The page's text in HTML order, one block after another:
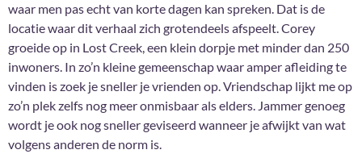
waar men pas echt van korte dagen kan spreken. Dat is de
locatie waar dit verhaal zich grotendeels afspeelt. Corey
groeide op in Lost Creek, een klein dorpje met minder dan 250
inwoners. In zo’n kleine gemeenschap waar amper afleiding te
vinden is zoek je sneller je vrienden op. Vriendschap lijkt me op
zo’n plek zelfs nog meer onmisbaar als elders. Jammer genoeg
wordt je ook nog sneller geviseerd wanneer je afwijkt van wat
volgens anderen de norm is.